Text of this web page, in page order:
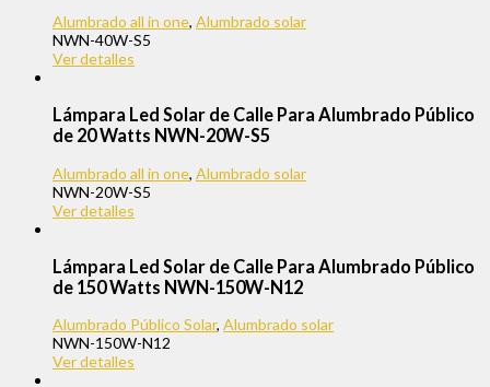
Alumbrado all in one, Alumbrado solar
NWN-40W-S5
Ver detalles
Lámpara Led Solar de Calle Para Alumbrado Público
de 20 Watts NWN-20W-S5
Alumbrado all in one, Alumbrado solar
NWN-20W-S5
Ver detalles
Lámpara Led Solar de Calle Para Alumbrado Público
de 150 Watts NWN-150W-N12
Alumbrado Público Solar, Alumbrado solar
NWN-150W-N12
Ver detalles